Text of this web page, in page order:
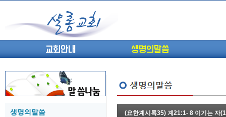
교회안내 생명의말씀
생명의말씀 (요한계시록35) 계21:1- 8 이기는 자